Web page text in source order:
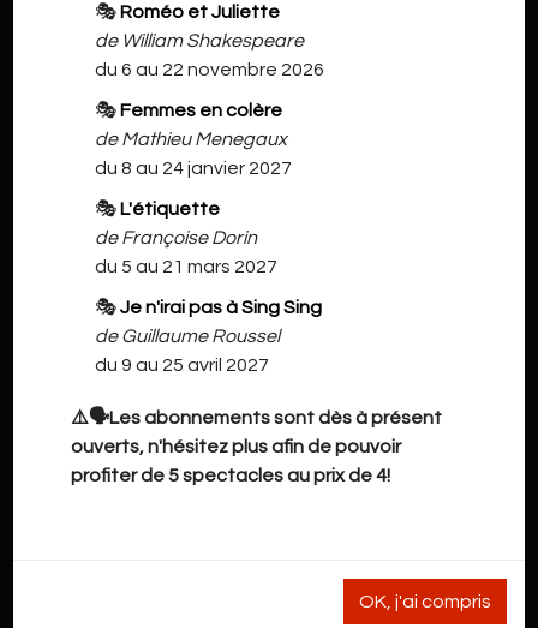
🎭 Roméo et Juliette
de William Shakespeare
du 6 au 22 novembre 2026
🎭 Femmes en colère
de Mathieu Menegaux
du 8 au 24 janvier 2027
🎭 L'étiquette
de Françoise Dorin
du 5 au 21 mars 2027
🎭Je n'irai pas à Sing Sing
de Guillaume Roussel
du 9 au 25 avril 2027
⚠️🗣️Les abonnements sont dès à présent
ouverts, n'hésitez plus afin de pouvoir
profiter de 5 spectacles au prix de 4!
OK, j'ai compris
NOS INFORMATIONS
pour les stages / ateliers et les demandes de location